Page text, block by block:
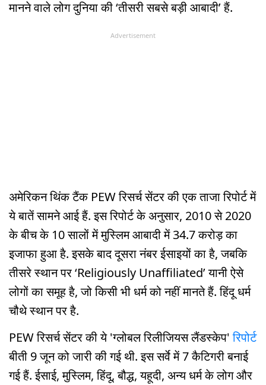
मानने वाले लोग दुनिया की ‘तीसरी सबसे बड़ी आबादी’ हैं.
Advertisement
अमेरिकन थिंक टैंक PEW रिसर्च सेंटर की एक ताजा रिपोर्ट में
ये बातें सामने आई हैं. इस रिपोर्ट के अनुसार, 2010 से 2020
के बीच के 10 सालों में मुस्लिम आबादी में 34.7 करोड़ का
इजाफा हुआ है. इसके बाद दूसरा नंबर ईसाइयों का है, जबकि
तीसरे स्थान पर ‘Religiously Unaffiliated’ यानी ऐसे
लोगों का समूह है, जो किसी भी धर्म को नहीं मानते हैं. हिंदू धर्म
चौथे स्थान पर है.
PEW रिसर्च सेंटर की ये 'ग्लोबल रिलीजियस लैंडस्केप'रिपोर्ट
बीती 9 जून को जारी की गई थी. इस सर्वे में 7 कैटिगरी बनाई
गई हैं. ईसाई, मुस्लिम, हिंदू, बौद्ध, यहूदी, अन्य धर्म के लोग और